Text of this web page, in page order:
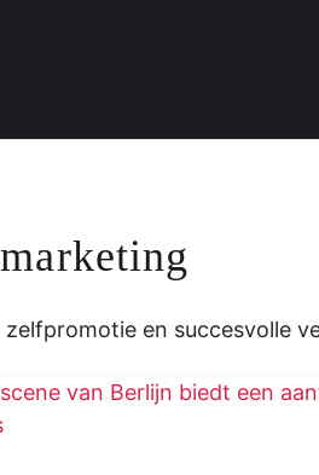
en succesvolle